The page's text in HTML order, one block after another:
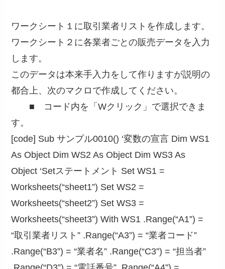
ワークシート１に取引業者リストを作成します。
ワークシート２に各業者ごとの販売データを入力
します。
このデータは本来手入力をして作りますが説明の
都合上、次のマクロで作成してください。
■ コード内を「Wクリック」で選択できま
す。
[code] Sub サンプル0010() ‘変数の宣言 Dim WS1
As Object Dim WS2 As Object Dim WS3 As
Object ‘Setステートメント Set WS1 =
Worksheets(“sheet1”) Set WS2 =
Worksheets(“sheet2”) Set WS3 =
Worksheets(“sheet3”) With WS1 .Range(“A1”) =
“取引業者リスト” .Range(“A3”) = “業者コード”
.Range(“B3”) = “業者名” .Range(“C3”) = “担当者”